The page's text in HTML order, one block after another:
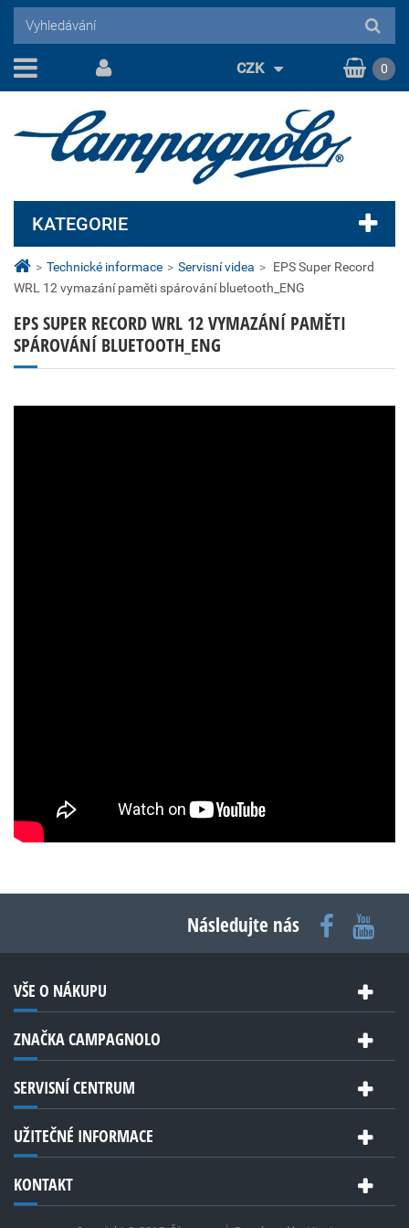
> Technické informace > Servisní videa > EPS Super Record
WRL 12 vymazání paměti spárování bluetooth_ENG
EPS SUPER RECORD WRL 12 VYMAZÁNÍ PAMĚTI
SPÁROVÁNÍ BLUETOOTH_ENG
KATEGORIE
CZK 0
Následujte nás
VŠE O NÁKUPU
ZNAČKA CAMPAGNOLO
SERVISNÍ CENTRUM
UŽITEČNÉ INFORMACE
KONTAKT